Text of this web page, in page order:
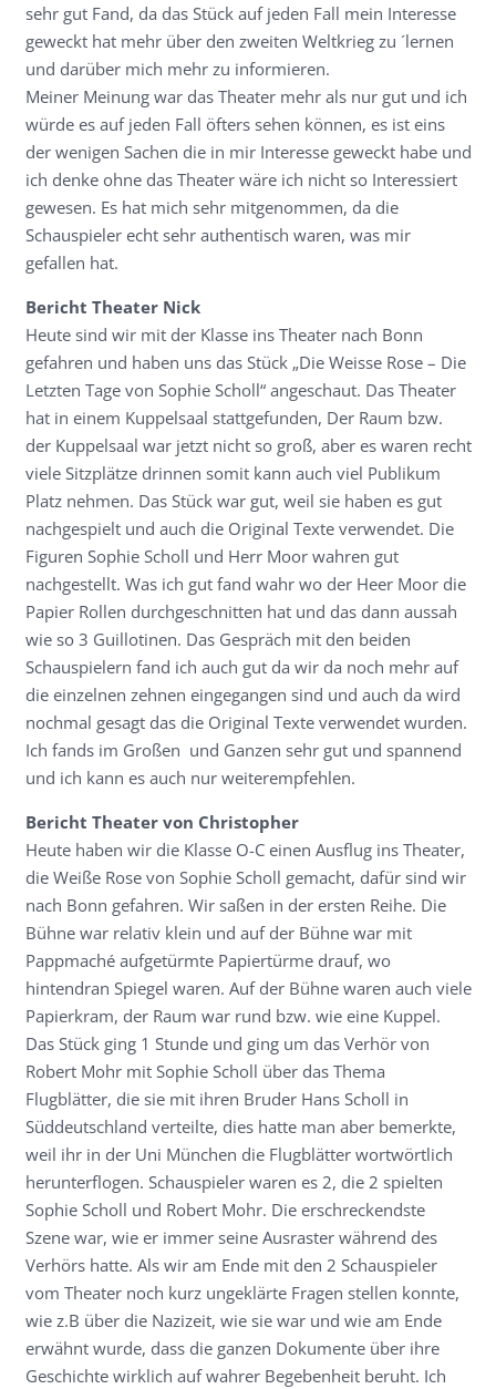
sehr gut Fand, da das Stück auf jeden Fall mein Interesse
geweckt hat mehr über den zweiten Weltkrieg zu ´lernen
und darüber mich mehr zu informieren.
Meiner Meinung war das Theater mehr als nur gut und ich
würde es auf jeden Fall öfters sehen können, es ist eins
der wenigen Sachen die in mir Interesse geweckt habe und
ich denke ohne das Theater wäre ich nicht so Interessiert
gewesen. Es hat mich sehr mitgenommen, da die
Schauspieler echt sehr authentisch waren, was mir
gefallen hat.
Bericht Theater Nick
Heute sind wir mit der Klasse ins Theater nach Bonn
gefahren und haben uns das Stück „Die Weisse Rose – Die
Letzten Tage von Sophie Scholl“ angeschaut. Das Theater
hat in einem Kuppelsaal stattgefunden, Der Raum bzw.
der Kuppelsaal war jetzt nicht so groß, aber es waren recht
viele Sitzplätze drinnen somit kann auch viel Publikum
Platz nehmen. Das Stück war gut, weil sie haben es gut
nachgespielt und auch die Original Texte verwendet. Die
Figuren Sophie Scholl und Herr Moor wahren gut
nachgestellt. Was ich gut fand wahr wo der Heer Moor die
Papier Rollen durchgeschnitten hat und das dann aussah
wie so 3 Guillotinen. Das Gespräch mit den beiden
Schauspielern fand ich auch gut da wir da noch mehr auf
die einzelnen zehnen eingegangen sind und auch da wird
nochmal gesagt das die Original Texte verwendet wurden.
Ich fands im Großen und Ganzen sehr gut und spannend
und ich kann es auch nur weiterempfehlen.
Bericht Theater von Christopher
Heute haben wir die Klasse O-C einen Ausflug ins Theater,
die Weiße Rose von Sophie Scholl gemacht, dafür sind wir
nach Bonn gefahren. Wir saßen in der ersten Reihe. Die
Bühne war relativ klein und auf der Bühne war mit
Pappmaché aufgetürmte Papiertürme drauf, wo
hintendran Spiegel waren. Auf der Bühne waren auch viele
Papierkram, der Raum war rund bzw. wie eine Kuppel.
Das Stück ging 1 Stunde und ging um das Verhör von
Robert Mohr mit Sophie Scholl über das Thema
Flugblätter, die sie mit ihren Bruder Hans Scholl in
Süddeutschland verteilte, dies hatte man aber bemerkte,
weil ihr in der Uni München die Flugblätter wortwörtlich
herunterflogen. Schauspieler waren es 2, die 2 spielten
Sophie Scholl und Robert Mohr. Die erschreckendste
Szene war, wie er immer seine Ausraster während des
Verhörs hatte. Als wir am Ende mit den 2 Schauspieler
vom Theater noch kurz ungeklärte Fragen stellen konnte,
wie z.B über die Nazizeit, wie sie war und wie am Ende
erwähnt wurde, dass die ganzen Dokumente über ihre
Geschichte wirklich auf wahrer Begebenheit beruht. Ich